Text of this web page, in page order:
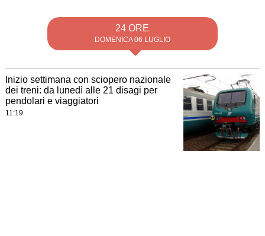
24 ORE
DOMENICA 06 LUGLIO
Inizio settimana con sciopero nazionale
dei treni: da lunedì alle 21 disagi per
pendolari e viaggiatori
11:19